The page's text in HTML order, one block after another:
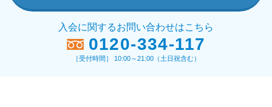
入会に関するお問い合わせはこちら
0120-334-117
［受付時間］ 10:00～21:00（土日祝含む）